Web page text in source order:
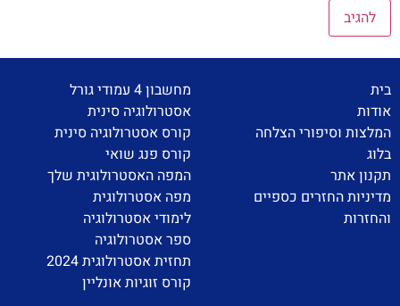
בית
אודות
המלצות וסיפורי הצלחה
בלוג
תקנון אתר
מדיניות החזרים כספיים
והחזרות
מחשבון 4 עמודי גורל
אסטרולוגיה סינית
קורס אסטרולוגיה סינית
קורס פנג שואי
המפה האסטרולוגית שלך
מפה אסטרולוגית
לימודי אסטרולוגיה
ספר אסטרולוגיה
תחזית אסטרולוגית 2024
קורס זוגיות אונליין